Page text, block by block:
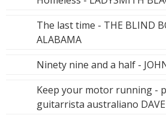
The last time - THE BLIND
ALABAMA
Ninety nine and a half -
Keep your motor running -
guitarrista australiano DAVE